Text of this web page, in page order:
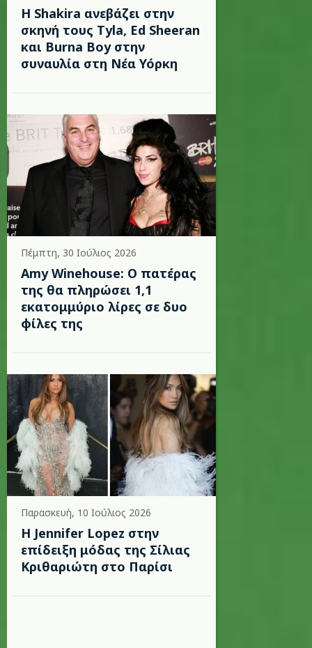
Η Shakira ανεβάζει στην
σκηνή τους Tyla, Ed Sheeran
και Burna Boy στην
συναυλία στη Νέα Υόρκη
Πέμπτη, 30 Ιούλιος 2026
Amy Winehouse: Ο πατέρας
της θα πληρώσει 1,1
εκατομμύριο λίρες σε δυο
φίλες της
Παρασκευή, 10 Ιούλιος 2026
Η Jennifer Lopez στην
επίδειξη μόδας της Σίλιας
Κριθαριώτη στο Παρίσι